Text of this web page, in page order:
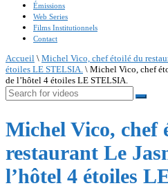
Émissions
Web Series
Films Institutionnels
Contact
Accueil \ Michel Vico, chef étoilé du
étoiles LE STELSIA. \ Michel Vico, chef
de l’hôtel 4 étoiles LE STELSIA.
Michel Vico, chef
restaurant Le
l’hôtel 4 étoiles